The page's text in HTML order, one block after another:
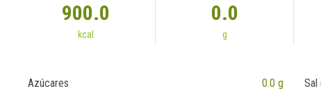
900.0
kcal
0.0
g
Azúcares 0.0 g Sal